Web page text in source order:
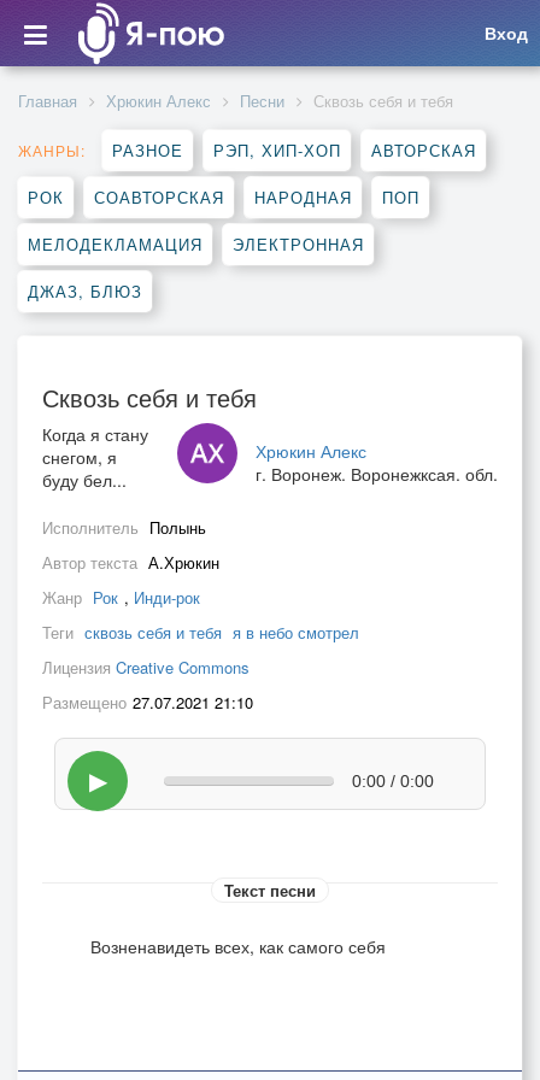
Вход
Главная Хрюкин Алекс Песни Сквозь себя и тебя
ЖАНРЫ: РАЗНОЕ РЭП, ХИП-ХОП АВТОРСКАЯ
РОК СОАВТОРСКАЯ НАРОДНАЯ ПОП
МЕЛОДЕКЛАМАЦИЯ ЭЛЕКТРОННАЯ
ДЖАЗ, БЛЮЗ
Сквозь себя и тебя
Хрюкин Алекс
г. Воронеж. Воронежксая. обл.
Когда я стану
снегом, я
буду бел...
Исполнитель Полынь
Автор текста А.Хрюкин
Жанр Рок , Инди-рок
Теги сквозь себя и тебя я в небо смотрел
Лицензия Creative Commons
Размещено 27.07.2021 21:10
▶ 0:00 / 0:00
Текст песни
Возненавидеть всех, как самого себя